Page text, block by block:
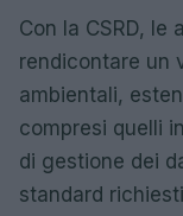
Con la CSRD, le
rendicontare un
ambientali,
compresi quelli
di gestione dei
standard